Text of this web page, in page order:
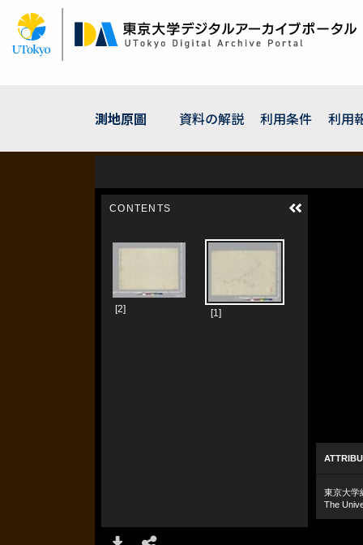
ン
に
測地原圖 資料の解説 利用条件 利用